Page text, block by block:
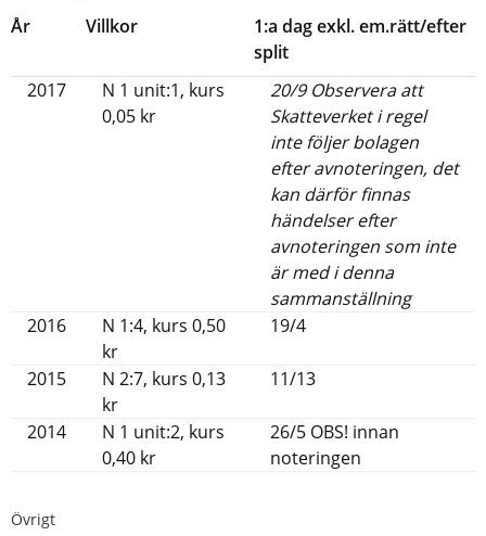
År Villkor
1:a dag exkl. em.rätt/efter
split
2017
N 1 unit:1, kurs
0,05 kr
20/9 Observera att
Skatteverket i regel
inte följer bolagen
efter avnoteringen, det
kan därför finnas
händelser efter
avnoteringen som inte
är med i denna
sammanställning
2016
N 1:4, kurs 0,50
kr
19/4
2015
N 2:7, kurs 0,13
kr
11/13
2014
N 1 unit:2, kurs
0,40 kr
26/5 OBS! innan
noteringen
Övrigt